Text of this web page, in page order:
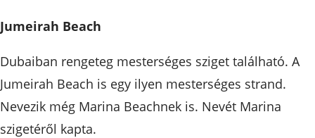
Jumeirah Beach
Dubaiban rengeteg mesterséges sziget található. A
Jumeirah Beach is egy ilyen mesterséges strand.
Nevezik még Marina Beachnek is. Nevét Marina
szigetéről kapta.